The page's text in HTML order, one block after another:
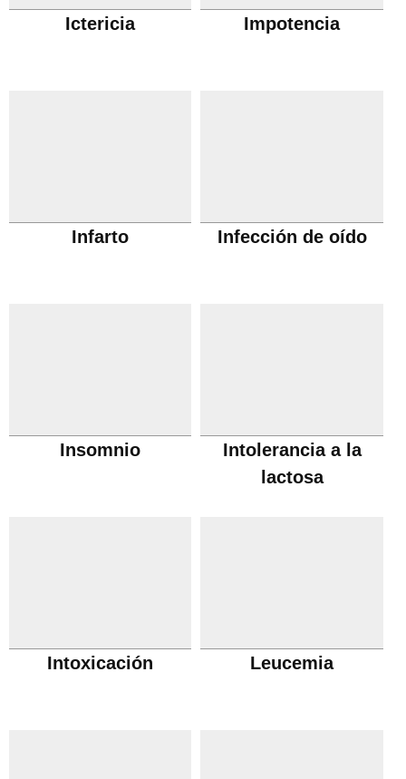
Ictericia Impotencia
Infarto Infección de oído
Insomnio
Intolerancia a la
lactosa
Intoxicación Leucemia